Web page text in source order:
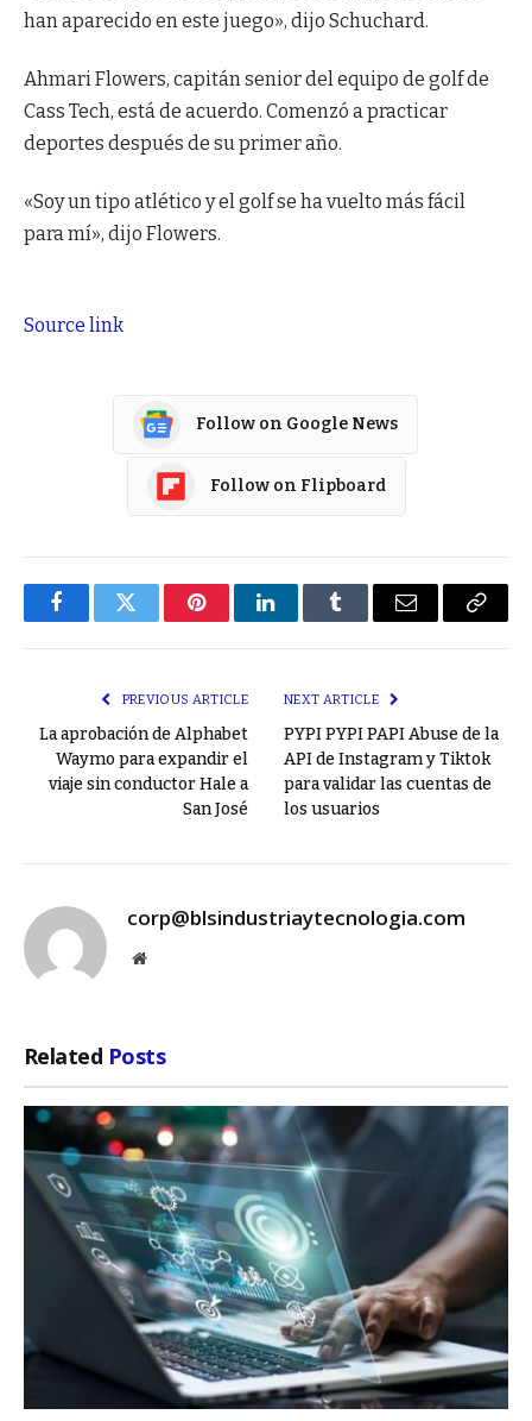
han aparecido en este juego», dijo Schuchard.
Ahmari Flowers, capitán senior del equipo de golf de
Cass Tech, está de acuerdo. Comenzó a practicar
deportes después de su primer año.
«Soy un tipo atlético y el golf se ha vuelto más fácil
para mí», dijo Flowers.
Source link
Follow on Google News
Follow on Flipboard
FacebookTwitter PinterestLinkedInTumblr Email
Copy
PREVIOUS ARTICLE
La aprobación de Alphabet
Waymo para expandir el
viaje sin conductor Hale a
San José
NEXT ARTICLE
PYPI PYPI PAPI Abuse de la
API de Instagram y Tiktok
para validar las cuentas de
los usuarios
corp@blsindustriaytecnologia.com
Website
Related Posts